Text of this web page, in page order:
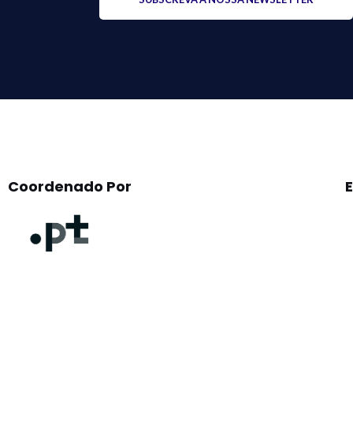
Coordenado Por